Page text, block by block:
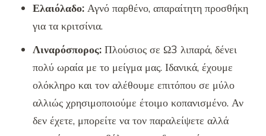
Ελαιόλαδο: Αγνό παρθένο, απαραίτητη προσθήκη
για τα κριτσίνια.
Λιναρόσπορος: Πλούσιος σε Ω3 λιπαρά, δένει
πολύ ωραία με το μείγμα μας. Ιδανικά, έχουμε
ολόκληρο και τον αλέθουμε επιτόπου σε μύλο
αλλιώς χρησιμοποιούμε έτοιμο κοπανισμένο. Αν
δεν έχετε, μπορείτε να τον παραλείψετε αλλά